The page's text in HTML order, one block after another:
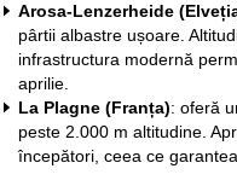
Arosa-Lenzerheide
pârtii albastre ușoare.
infrastructura modernă
aprilie.
La Plagne (Franța): oferă
peste 2.000 m altitudine.
începători, ceea ce